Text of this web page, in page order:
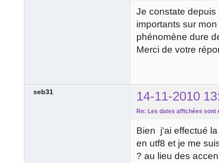
Je constate
importants sur
phénomène dure
Merci de votre
seb31 14-11-2010
Re: Les dates affichées sont
Bien j'ai effectué
en utf8 et je me
? au lieu des